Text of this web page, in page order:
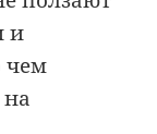
и
чем
на